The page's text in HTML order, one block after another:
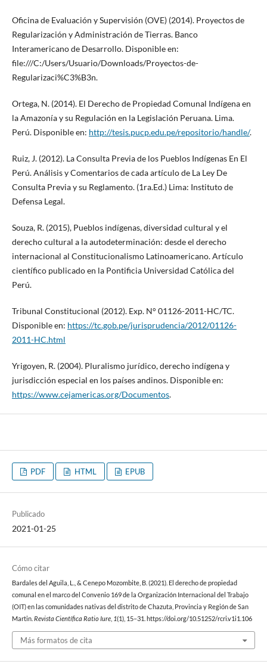
Oficina de Evaluación y Supervisión (OVE) (2014). Proyectos de
Regularización y Administración de Tierras. Banco
Interamericano de Desarrollo. Disponible en:
file:///C:/Users/Usuario/Downloads/Proyectos-de-
Regularizaci%C3%B3n.
Ortega, N. (2014). El Derecho de Propiedad Comunal Indígena en
la Amazonía y su Regulación en la Legislación Peruana. Lima.
Perú. Disponible en: http://tesis.pucp.edu.pe/repositorio/handle/.
Ruiz, J. (2012). La Consulta Previa de los Pueblos Indígenas En El
Perú. Análisis y Comentarios de cada artículo de La Ley De
Consulta Previa y su Reglamento. (1ra.Ed.) Lima: Instituto de
Defensa Legal.
Souza, R. (2015), Pueblos indígenas, diversidad cultural y el
derecho cultural a la autodeterminación: desde el derecho
internacional al Constitucionalismo Latinoamericano. Artículo
científico publicado en la Pontificia Universidad Católica del
Perú.
Tribunal Constitucional (2012). Exp. N° 01126-2011-HC/TC.
Disponible en: https://tc.gob.pe/jurisprudencia/2012/01126-
2011-HC.html
Yrigoyen, R. (2004). Pluralismo jurídico, derecho indígena y
jurisdicción especial en los países andinos. Disponible en:
https://www.cejamericas.org/Documentos.
PDF HTML EPUB
Publicado
2021-01-25
Cómo citar
Bardales del Aguila, L., & Cenepo Mozombite, B. (2021). El derecho de propiedad
comunal en el marco del Convenio 169 de la Organización Internacional del Trabajo
(OIT) en las comunidades nativas del distrito de Chazuta, Provincia y Región de San
Martin.Revista Científica Ratio Iure, 1(1), 15–31. https://doi.org/10.51252/rcri.v1i1.106
Más formatos de cita